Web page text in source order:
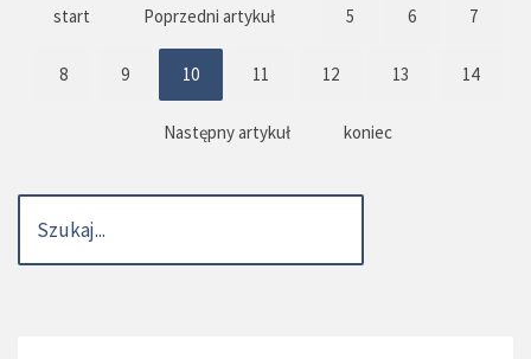
start Poprzedni artykuł 5 6 7
8 9 10 11 12 13 14
Następny artykuł koniec